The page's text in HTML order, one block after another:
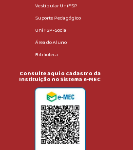
Vestibular UniFSP
Suporte Pedagógico
UniFSP-Social
Área do Aluno
Biblioteca
Consulte aqui o cadastro da
Instituição no Sistema e-MEC